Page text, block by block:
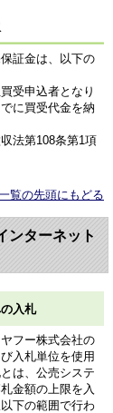
証金は、以下の
受申込者となり
に買受代金を納
法第108条第1項
覧の先頭にもどる
ターネット
入札
フー株式会社の
入札単位を使用
は、公売システ
金額の上限を入
下の範囲で行わ